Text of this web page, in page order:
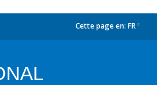
Cette page en: FR